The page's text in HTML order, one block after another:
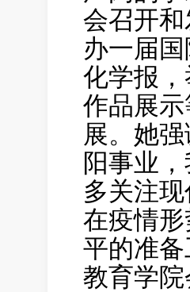
会召开
办一届
化学报
作品展
展。她
阳事业
多关注
在疫情
平的准
教育学